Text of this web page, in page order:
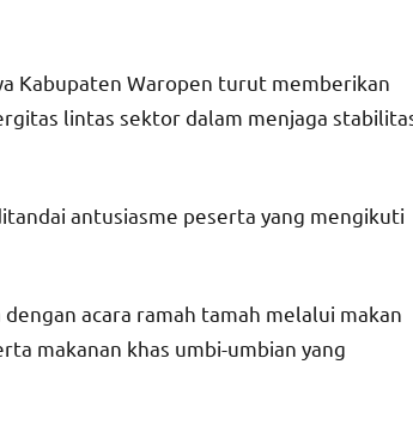
Kabupaten Waropen turut memberikan
lintas sektor dalam menjaga
antusiasme peserta yang mengikuti
acara ramah tamah melalui makan
makanan khas umbi-umbian yang